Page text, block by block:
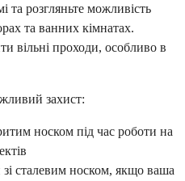
та розгляньте можливість
та ванних кімнатах.
вільні проходи, особливо в
захист:
носком під час роботи на
сталевим носком, якщо ваша